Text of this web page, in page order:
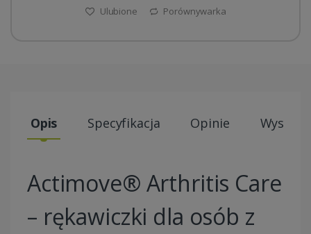
Ulubione Porównywarka
Opis Specyfikacja Opinie Wysyłki
Actimove® Arthritis Care
– rękawiczki dla osób z